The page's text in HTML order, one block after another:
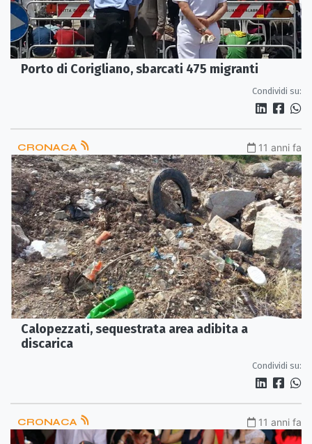
Porto di Corigliano, sbarcati 475 migranti
Condividi su:
CRONACA 11 anni fa
Calopezzati, sequestrata area adibita a
discarica
Condividi su:
CRONACA 11 anni fa